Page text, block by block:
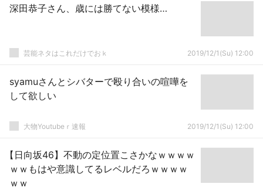
深田恭子さん、歳には勝てない模様…
芸能ネタはこれだけでおｋ 2019/12/1(Su) 12:00
syamuさんとシバターで殴り合いの喧嘩を
して欲しい
大物Youtubeｒ速報 2019/12/1(Su) 12:00
【日向坂46】不動の定位置こさかなｗｗｗｗ
ｗｗもはや意識してるレベルだろｗｗｗｗ
ｗｗ